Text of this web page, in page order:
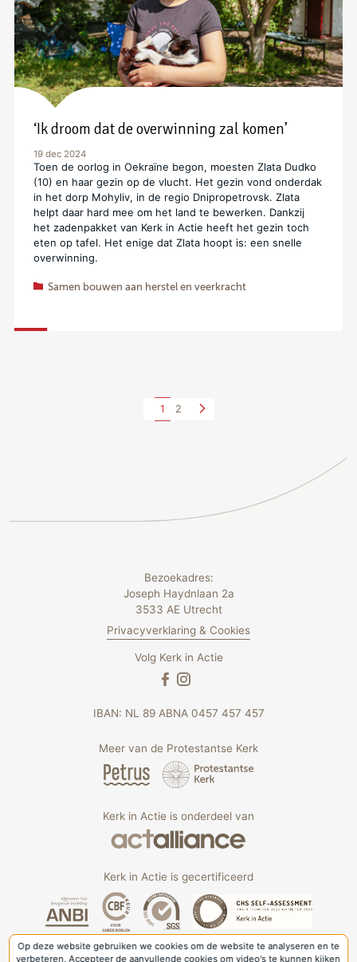
Op deze website gebruiken we cookies om de website te analyseren en te
verbeteren. Accepteer de aanvullende cookies om video's te kunnen kijken
‘Ik droom dat de overwinning zal komen’
19 dec 2024
Toen de oorlog in Oekraïne begon, moesten Zlata Dudko
(10) en haar gezin op de vlucht. Het gezin vond onderdak
in het dorp Mohyliv, in de regio Dnipropetrovsk. Zlata
helpt daar hard mee om het land te bewerken. Dankzij
het zadenpakket van Kerk in Actie heeft het gezin toch
eten op tafel. Het enige dat Zlata hoopt is: een snelle
overwinning.
Samen bouwen aan herstel en veerkracht
1 2
Bezoekadres:
Joseph Haydnlaan 2a
3533 AE Utrecht
Privacyverklaring & Cookies
Volg Kerk in Actie
IBAN: NL 89 ABNA 0457 457 457
Meer van de Protestantse Kerk
Kerk in Actie is onderdeel van
Kerk in Actie is gecertificeerd